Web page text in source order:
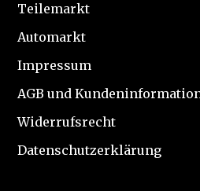
Teilemarkt
Automarkt
Impressum
AGB und
Widerrufsrecht
Datenschutzerklärung